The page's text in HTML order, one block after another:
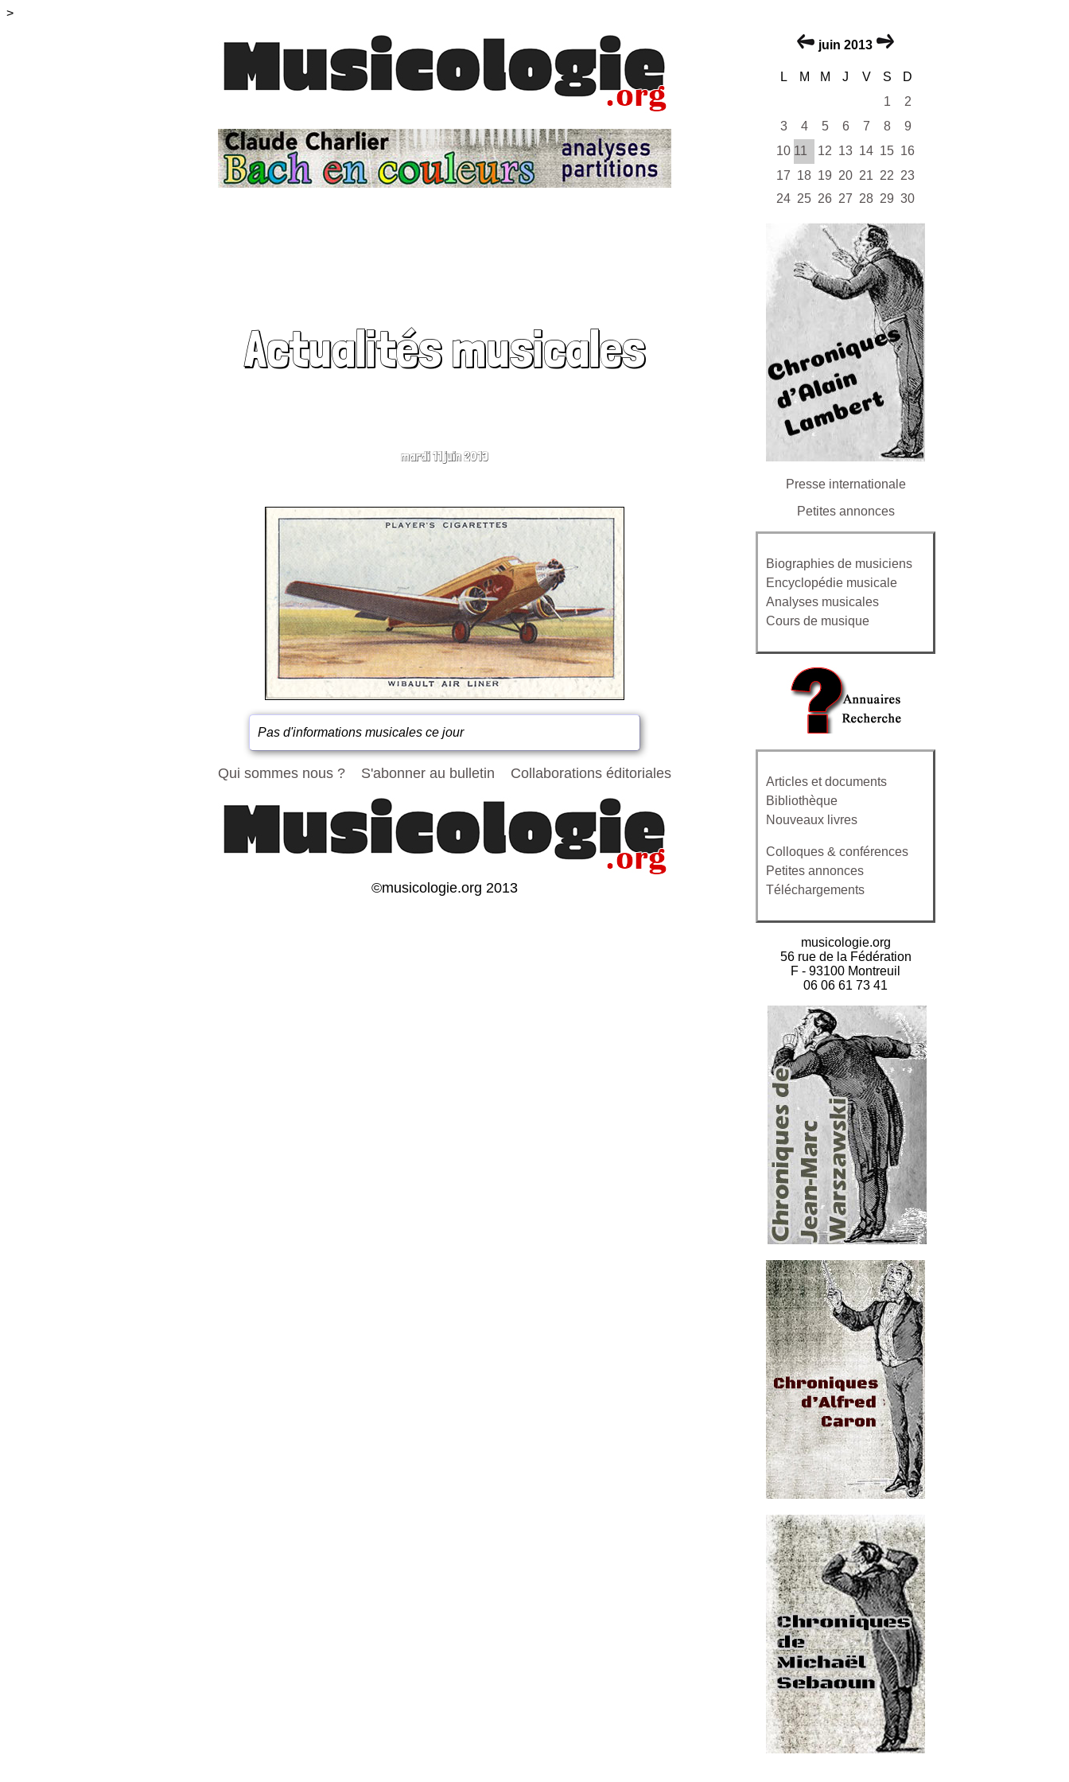
>
Actualités musicales
mardi 11 juin 2013
Pas d'informations musicales ce jour
Qui sommes nous ? S'abonner au bulletin Collaborations éditoriales
©musicologie.org 2013
juin 2013
L M M J V S
D
1
2
3
4 5 6 7 8
9
10 11 12 13 14 15 16
17 18 19 20 21 22 23
24 25 26 27 28 29 30
Presse internationale
Petites annonces
Biographies de musiciens
Encyclopédie musicale
Analyses musicales
Cours de musique
Articles et documents
Bibliothèque
Nouveaux livres
Colloques & conférences
Petites annonces
Téléchargements
musicologie.org
56 rue de la Fédération
F - 93100 Montreuil
06 06 61 73 41